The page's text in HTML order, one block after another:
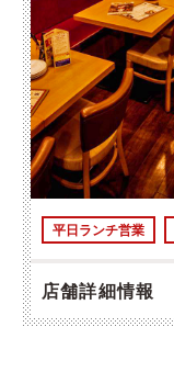
平日ランチ営業
店舗詳細情報